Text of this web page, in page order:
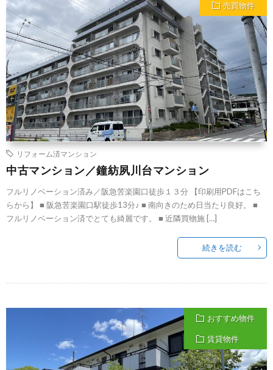
売買物件
リフォーム済マンション
中古マンション／鐘紡夙川台マンション
フルリノベーション済み／阪急苦楽園口徒歩１３分 【印刷用PDFはこち
らから】 ■ 阪急苦楽園口駅徒歩13分♪ ■ 南向きのため日当たり良好。 ■
フルリノベーション済でとても綺麗です。 ■ 近隣買物施 […]
続きを読む
おすすめ物件
賃貸物件